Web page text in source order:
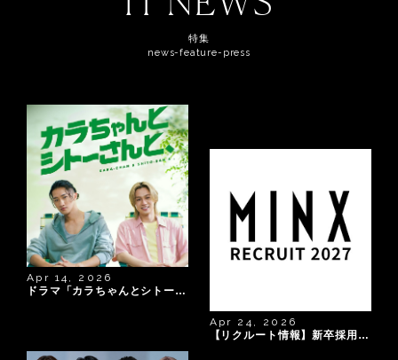
特集
news-feature-press
Apr 14, 2026
ドラマ「カラちゃんとシトーさんと、」
Apr 24, 2026
【リクルート情報】新卒採用のご案内